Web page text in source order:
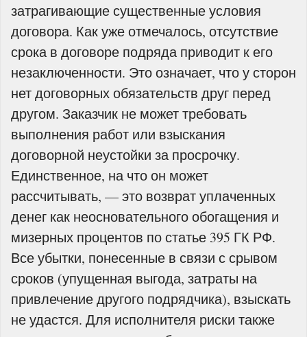
затрагивающие существенные условия
договора. Как уже отмечалось, отсутствие
срока в договоре подряда приводит к его
незаключенности. Это означает, что у сторон
нет договорных обязательств друг перед
другом. Заказчик не может требовать
выполнения работ или взыскания
договорной неустойки за просрочку.
Единственное, на что он может
рассчитывать, — это возврат уплаченных
денег как неосновательного обогащения и
мизерных процентов по статье 395 ГК РФ.
Все убытки, понесенные в связи с срывом
сроков (упущенная выгода, затраты на
привлечение другого подрядчика), взыскать
не удастся. Для исполнителя риски также